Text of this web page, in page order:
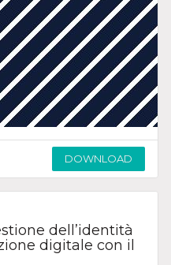
DOWNLOAD
dell’identità
digitale con il